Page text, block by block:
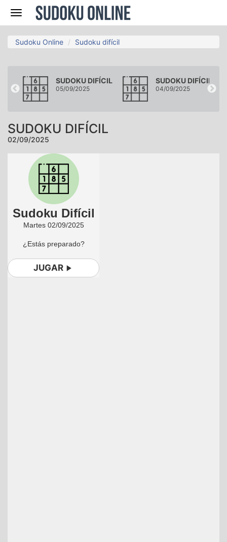
Navegación
Sudoku Online Sudoku difícil
SUDOKU DIFÍCIL
05/09/2025
SUDOKU DIFÍCIL
04/09/2025
SUDOKU DIFÍCIL
02/09/2025
Sudoku Difícil
Martes 02/09/2025
¿Estás preparado?
JUGAR